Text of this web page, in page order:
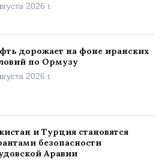
2026 г.
дорожает на фоне иранских
по Ормузу
2026 г.
и Турция становятся
безопасности
Аравии